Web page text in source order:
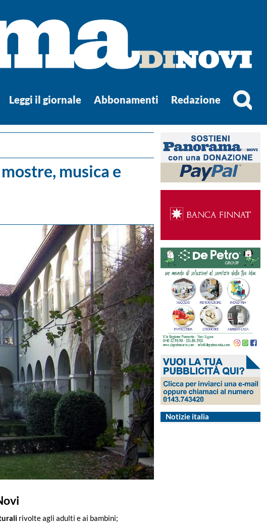
Leggi il giornale Abbonamenti Redazione
musica e
rivolte agli adulti e ai bambini;
Notizie italia